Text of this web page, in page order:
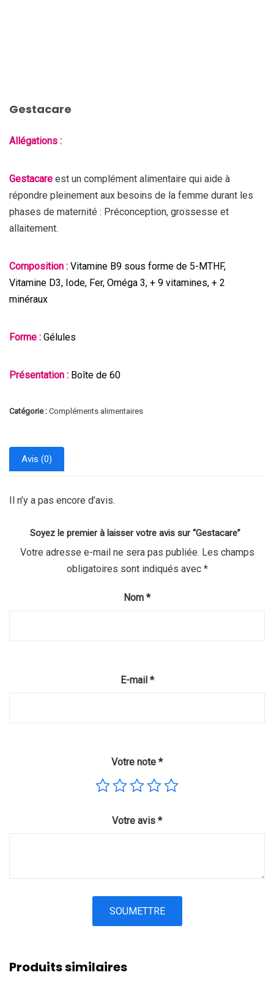
Gestacare
Allégations :
Gestacare est un complément alimentaire qui aide à
répondre pleinement aux besoins de la femme durant les
phases de maternité : Préconception, grossesse et
allaitement.
Composition : Vitamine B9 sous forme de 5-MTHF,
Vitamine D3, Iode, Fer, Oméga 3, + 9 vitamines, + 2
minéraux
Forme : Gélules
Présentation : Boîte de 60
Catégorie : Compléments alimentaires
Avis (0)
Il n’y a pas encore d’avis.
Soyez le premier à laisser votre avis sur “Gestacare”
Votre adresse e-mail ne sera pas publiée. Les champs
obligatoires sont indiqués avec *
Nom *
E-mail *
Votre note *
Votre avis *
Produits similaires